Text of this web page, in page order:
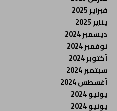
فبراير 2025
يناير 2025
ديسمبر 2024
نوفمبر 2024
أكتوبر 2024
سبتمبر 2024
أغسطس 2024
يوليو 2024
يونيو 2024